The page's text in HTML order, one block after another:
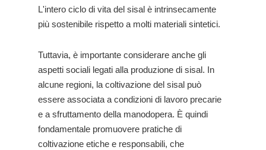
L'intero ciclo di vita del sisal è intrinsecamente
più sostenibile rispetto a molti materiali sintetici.
Tuttavia, è importante considerare anche gli
aspetti sociali legati alla produzione di sisal. In
alcune regioni, la coltivazione del sisal può
essere associata a condizioni di lavoro precarie
e a sfruttamento della manodopera. È quindi
fondamentale promuovere pratiche di
coltivazione etiche e responsabili, che